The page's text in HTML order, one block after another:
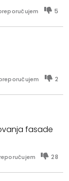
5
2
fasade
28